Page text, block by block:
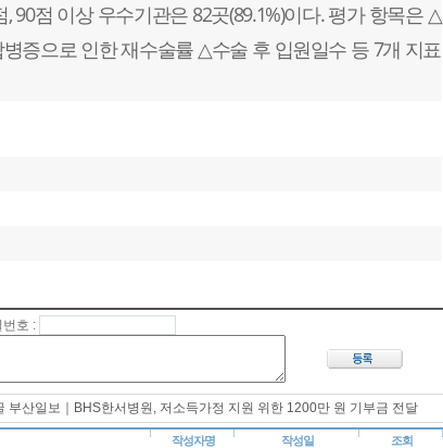
90점 이상 우수기관은 82곳(89.1%)이다. 평가 항목은 △
증으로 인한 재수술률 △수술 후 입원일수 등 7개 지표
호 :
부산일보｜BHS한서병원, 저소득가정 지원 위한 1200만 원 기부금 전달
작성자명 작성일 조회